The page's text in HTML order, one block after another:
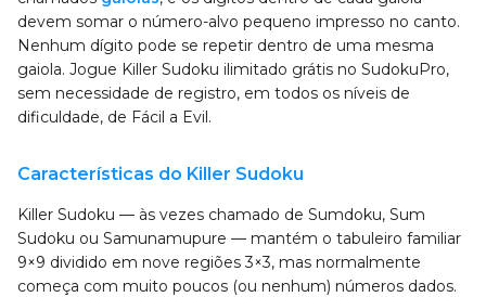
devem somar o número-alvo pequeno impresso no canto.
Nenhum dígito pode se repetir dentro de uma mesma
gaiola. Jogue Killer Sudoku ilimitado grátis no SudokuPro,
sem necessidade de registro, em todos os níveis de
dificuldade, de Fácil a Evil.
Características do Killer Sudoku
Killer Sudoku — às vezes chamado de Sumdoku, Sum
Sudoku ou Samunamupure — mantém o tabuleiro familiar
9×9 dividido em nove regiões 3×3, mas normalmente
começa com muito poucos (ou nenhum) números dados.